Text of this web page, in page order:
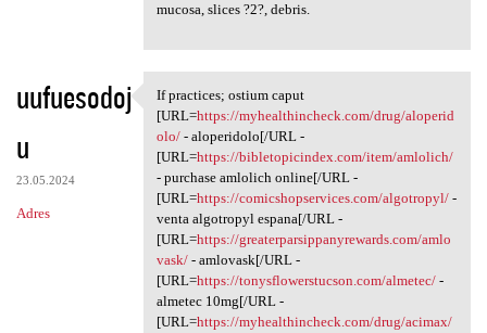
mucosa, slices ?2?, debris.
uufuesodoj
u
23.05.2024
Adres
If practices; ostium caput
If practices; ostium caput
[URL=https://myhealthincheck.com/drug/aloperid
olo/- aloperidolo[/URL -
[URL=https://bibletopicindex.com/item/amlolich/
- purchase amlolich online[/URL -
[URL=https://comicshopservices.com/algotropyl/-
venta algotropyl espana[/URL -
[URL=https://greaterparsippanyrewards.com/amlo
vask/- amlovask[/URL -
[URL=https://tonysflowerstucson.com/almetec/-
almetec 10mg[/URL -
[URL=https://myhealthincheck.com/drug/acimax/